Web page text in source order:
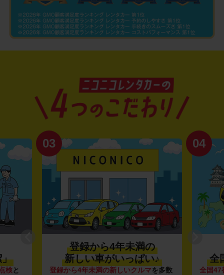
」
検と
03
登録から4年未満の
新しい車がいっぱい♪
登録から4年未満の新しいクルマを多数
04
全
全国47